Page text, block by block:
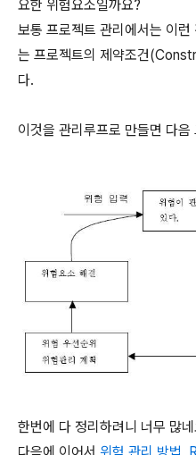
요한 위험요소일까요?
보통 프로젝트 관리에서는 이
는 프로젝트의 제약조건
다.
이것을 관리루프로 만들면 다음
한번에 다 정리하려니 너무 많